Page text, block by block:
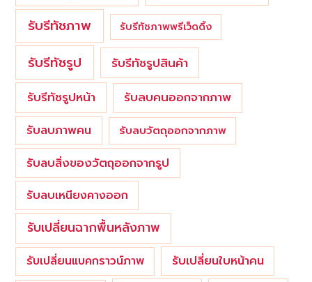
รับรีทัชภาพ รับรีทัชภาพพรีเว็ดดิ้ง
รับรีทัชรูป
รับรีทัชรูปสินค้า
รับรีทัชรูปหน้า
รับลบคนออกจากภาพ
รับลบภาพคน
รับลบวัตถุออกจากภาพ
รับลบสิ่งของวัตถุออกจากรูป
รับลบเหนียงคางออก
รับเปลี่ยนฉากพื้นหลังภาพ
รับเปลี่ยนแบคกราวน์ภาพ รับเปลี่ยนใบหน้าคน